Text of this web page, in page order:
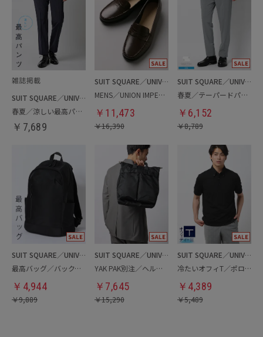
SUIT SQUARE／UNIVERSAL LANGUAGE
春夏／涼しい最高パンツ
￥ 7,689
SUIT SQUARE／UNIVERSAL LANGUAGE
MENS／UNION IMPERIAL監修／コインローファー
￥ 11,473
￥16,390
SUIT SQUARE／UNIVERSAL LANGUAGE
春夏／テーパードパンツ
￥ 6,152
￥8,789
SUIT SQUARE／UNIVERSAL LANGUAGE
最高バッグ／バックパック
￥ 4,944
￥9,889
SUIT SQUARE／UNIVERSAL LANGUAGE
YAK PAK別注／ヘルメットバッグ
￥ 7,645
￥15,290
SUIT SQUARE／UNIVERSAL LANGUAGE
冷たいオフィT／ポロシャツ
￥ 4,389
￥5,489